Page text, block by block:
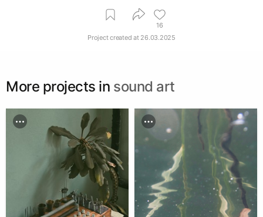
16
Project created at 26.03.2025
More projects in sound art